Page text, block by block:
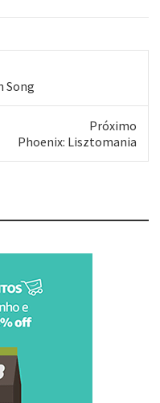
Song
Próximo
Phoenix: Lisztomania